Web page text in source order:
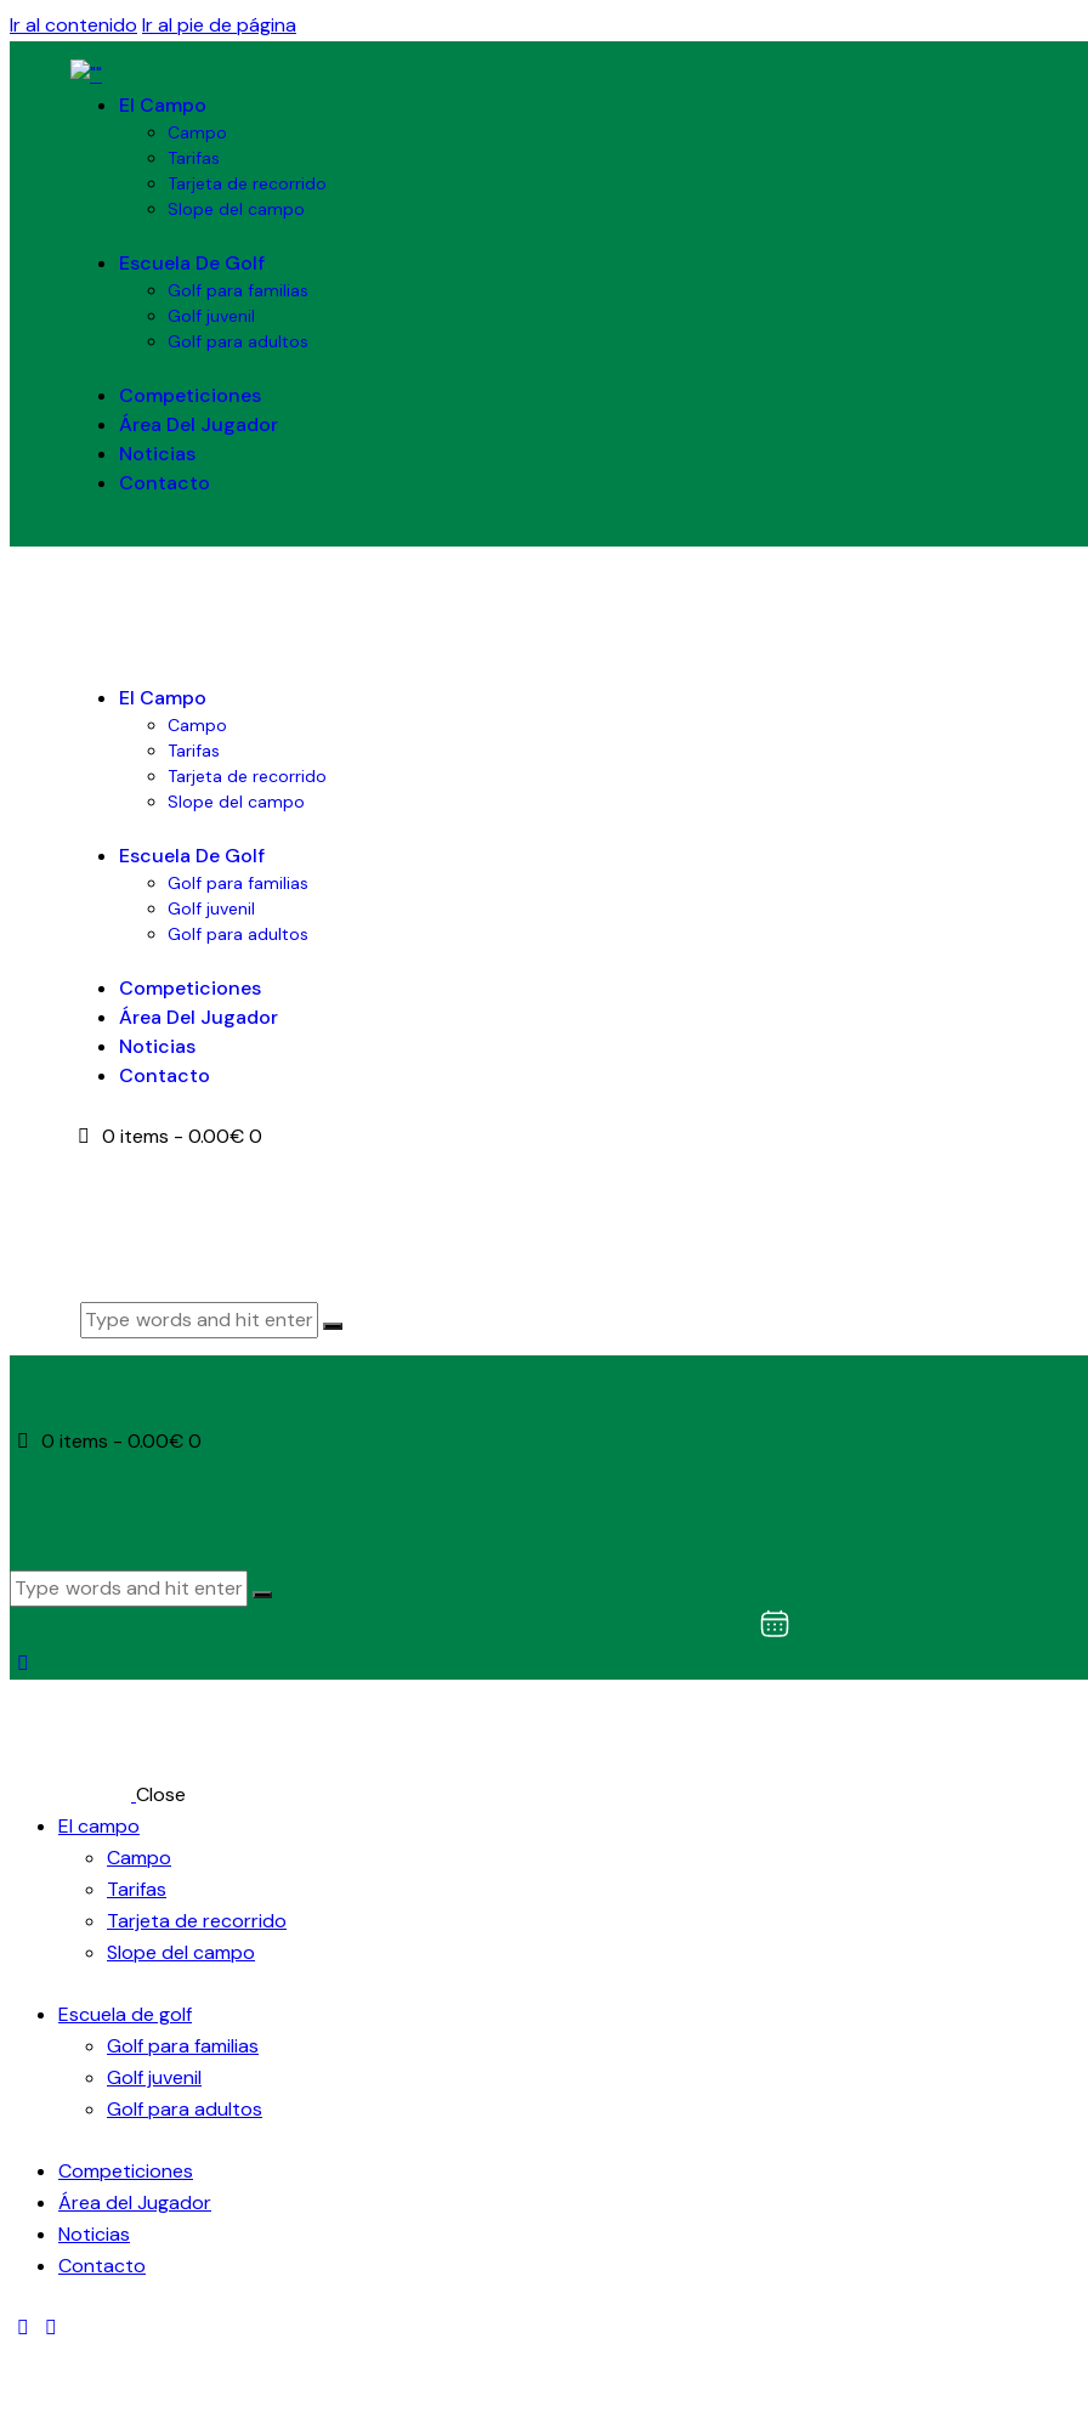
Ir al contenido Ir al pie de página
El Campo
Campo
Tarifas
Tarjeta de recorrido
Slope del campo
Escuela De Golf
Golf para familias
Golf juvenil
Golf para adultos
Competiciones
Área Del Jugador
Noticias
Contacto
El Campo
Campo
Tarifas
Tarjeta de recorrido
Slope del campo
Escuela De Golf
Golf para familias
Golf juvenil
Golf para adultos
Competiciones
Área Del Jugador
Noticias
Contacto
0 items -0.00€ 0
0 items -0.00€ 0
Close
El campo
Campo
Tarifas
Tarjeta de recorrido
Slope del campo
Escuela de golf
Golf para familias
Golf juvenil
Golf para adultos
Competiciones
Área del Jugador
Noticias
Contacto